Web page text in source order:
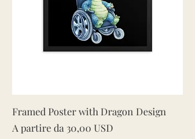
Framed Poster with Dragon Design
A partire da 30,00 USD
Prezzo scontato